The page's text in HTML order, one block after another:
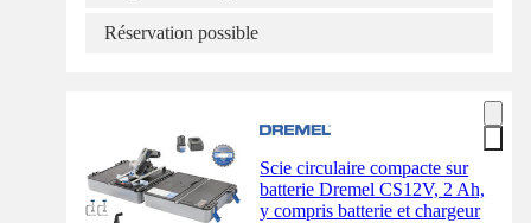
Réservation possible
Scie circulaire compacte sur
batterie Dremel CS12V, 2 Ah,
y compris batterie et chargeur